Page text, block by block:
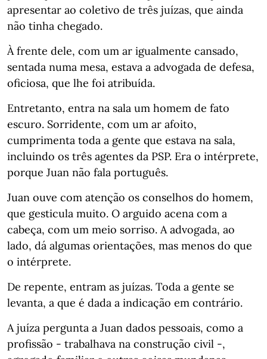
apresentar ao coletivo de três juízas, que ainda
não tinha chegado.
À frente dele, com um ar igualmente cansado,
sentada numa mesa, estava a advogada de defesa,
oficiosa, que lhe foi atribuída.
Entretanto, entra na sala um homem de fato
escuro. Sorridente, com um ar afoito,
cumprimenta toda a gente que estava na sala,
incluindo os três agentes da PSP. Era o intérprete,
porque Juan não fala português.
Juan ouve com atenção os conselhos do homem,
que gesticula muito. O arguido acena com a
cabeça, com um meio sorriso. A advogada, ao
lado, dá algumas orientações, mas menos do que
o intérprete.
De repente, entram as juízas. Toda a gente se
levanta, a que é dada a indicação em contrário.
A juíza pergunta a Juan dados pessoais, como a
profissão - trabalhava na construção civil -,